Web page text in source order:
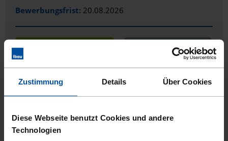
Zustimmung Details Über Cookies
Diese Webseite benutzt Cookies und andere
Technologien
Kempten
Kiel
Koblenz
Köln
Konstanz
Bewerbungsfrist: 20.08.2026
DIESEN AUFTRAG ANSEHEN AUF MERKLISTE SETZEN
ÖFFENTLICH
Los 1 : Elektrotechnik - Sanierung
Hallenbeleuchtung